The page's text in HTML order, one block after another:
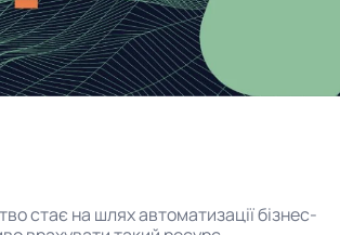
стає на шлях автоматизації бізнес-